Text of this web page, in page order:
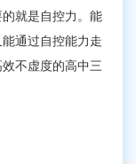
就是自控力。能
通过自控能力走
不虚度的高中三